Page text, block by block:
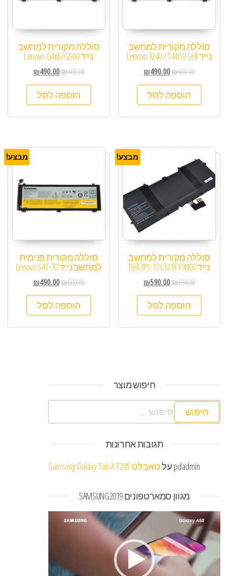
סוללה מקורית למחשב
נייד Lenovo X240 / T440 9 Cell
₪600.00
₪490.00
הוספה לסל
סוללה מקורית למחשב
נייד Lenovo G460/G560
₪600.00
₪490.00
הוספה לסל
מבצע!
סוללה מקורית למחשב
נייד Dell XPS 13 L321X Y9N00
₪690.00
₪590.00
הוספה לסל
מבצע!
סוללה מקורית פנימית
למחשב נייד Lenovo S41-70
₪600.00
₪490.00
הוספה לסל
חיפוש מוצר
חיפוש:
תגובות אחרונות
pdadminעלטאבלט Samsung Galaxy Tab A T285
מגוון סמארטפונים SAMSUNG2019
נגן
וידאו